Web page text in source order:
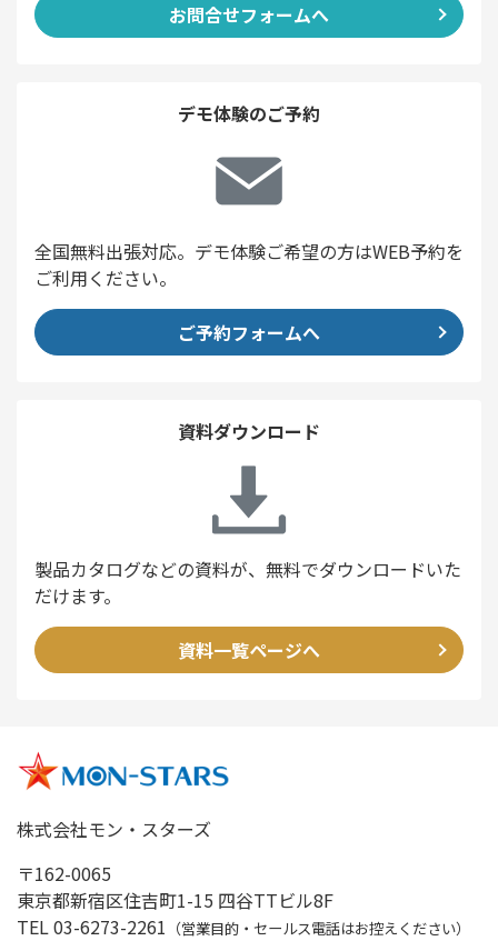
お問合せフォームへ
デモ体験のご予約
全国無料出張対応。デモ体験ご希望の方はWEB予約を
ご利用ください。
ご予約フォームへ
資料ダウンロード
製品カタログなどの資料が、無料でダウンロードいた
だけます。
資料一覧ページへ
株式会社モン・スターズ
〒162-0065
東京都新宿区住吉町1-15 四谷TTビル8F
TEL 03-6273-2261 （営業目的・セールス電話はお控えください）